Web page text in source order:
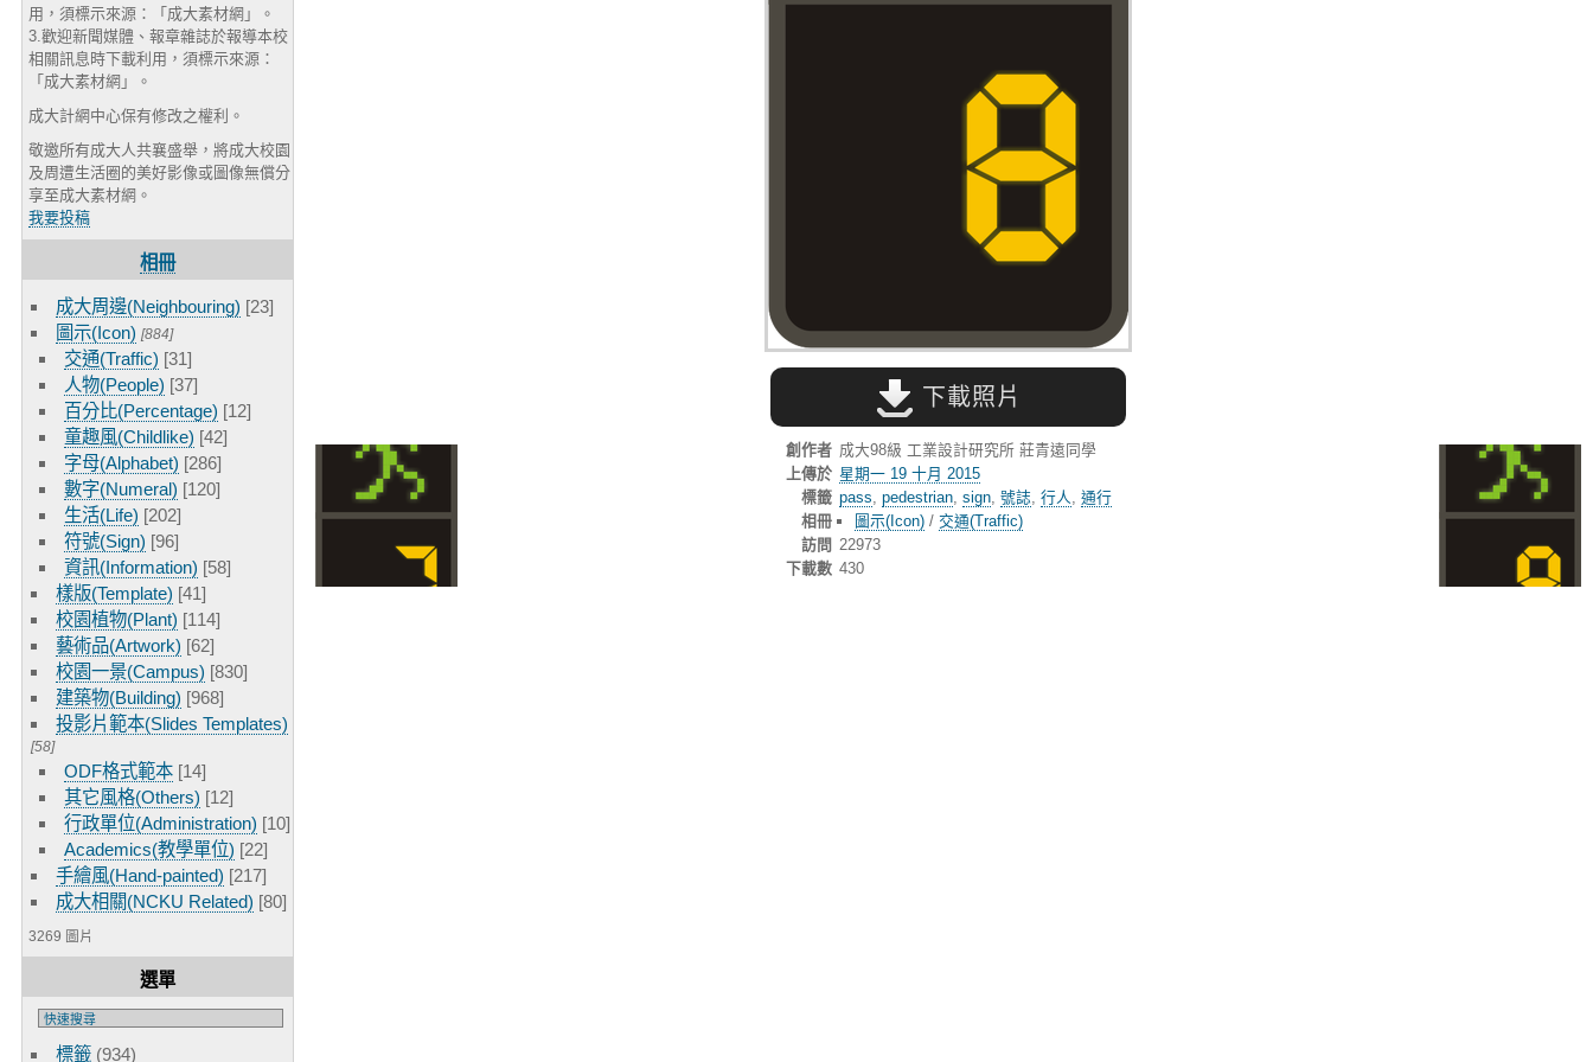
用，須標示來源：「成大素材網」。
3.歡迎新聞媒體、報章雜誌於報導本校
相關訊息時下載利用，須標示來源：
「成大素材網」。
成大計網中心保有修改之權利。
敬邀所有成大人共襄盛舉，將成大校園
及周遭生活圈的美好影像或圖像無償分
享至成大素材網。
我要投稿
相冊
成大周邊(Neighbouring) [23]
圖示(Icon) [884]
交通(Traffic) [31]
人物(People) [37]
百分比(Percentage) [12]
童趣風(Childlike) [42]
字母(Alphabet) [286]
數字(Numeral) [120]
生活(Life) [202]
符號(Sign) [96]
資訊(Information) [58]
樣版(Template) [41]
校園植物(Plant) [114]
藝術品(Artwork) [62]
校園一景(Campus) [830]
建築物(Building) [968]
投影片範本(Slides Templates)
[58]
ODF格式範本 [14]
其它風格(Others) [12]
行政單位(Administration) [10]
Academics(教學單位) [22]
手繪風(Hand-painted) [217]
成大相關(NCKU Related) [80]
3269 圖片
選單
標籤 (934)
下載照片
創作者 成大98級 工業設計研究所 莊青遠同學
上傳於 星期一 19 十月 2015
標籤 pass pedestrian sign 號誌 行人
通行
相冊
圖示(Icon)/ 交通(Traffic)
訪問 22973
下載數 430